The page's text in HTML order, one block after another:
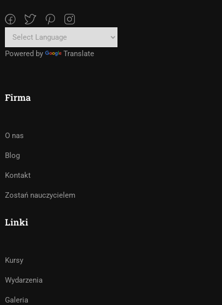
Powered by Translate
Firma
O nas
Blog
Kontakt
Zostań nauczycielem
Linki
Kursy
Wydarzenia
Galeria